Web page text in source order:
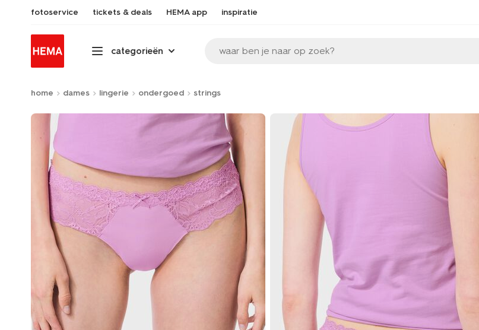
fotoservice tickets & deals HEMA app inspiratie
categorieën waar ben je naar op zoek?
home dames lingerie ondergoed strings